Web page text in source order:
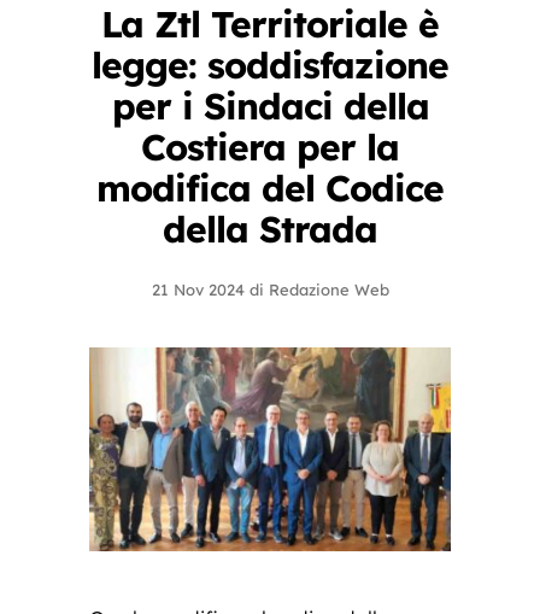
La Ztl Territoriale è
legge: soddisfazione
per i Sindaci della
Costiera per la
modifica del Codice
della Strada
21 Nov 2024 di Redazione Web